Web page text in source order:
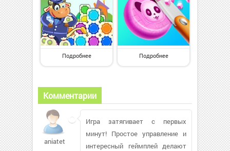
Подробнее Подробнее
Комментарии
aniatet
Игра затягивает с первых
минут! Простое управление и
интересный геймплей делают